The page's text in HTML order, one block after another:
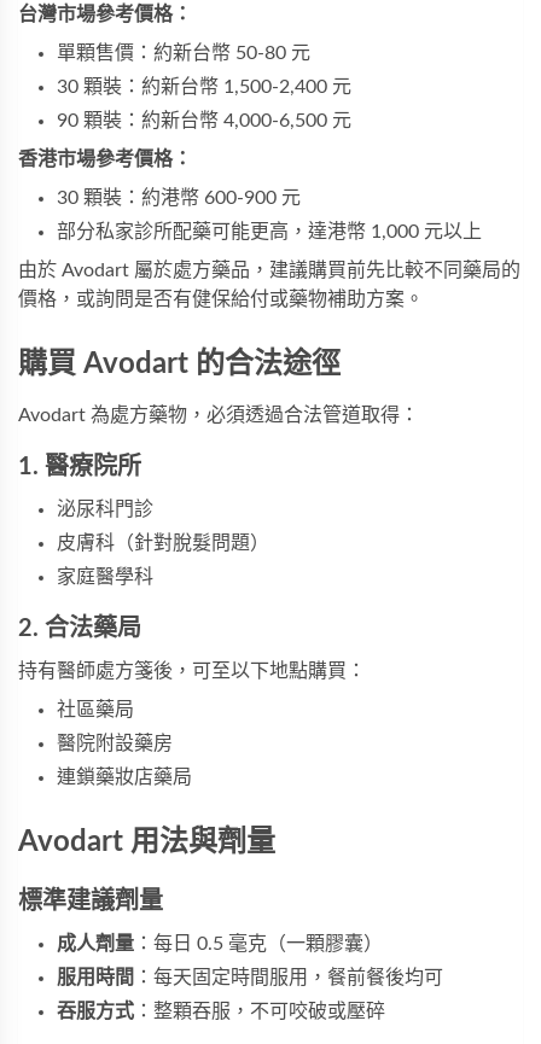
台灣市場參考價格：
單顆售價：約新台幣 50-80 元
30 顆裝：約新台幣 1,500-2,400 元
90 顆裝：約新台幣 4,000-6,500 元
香港市場參考價格：
30 顆裝：約港幣 600-900 元
部分私家診所配藥可能更高，達港幣 1,000 元以上
由於 Avodart 屬於處方藥品，建議購買前先比較不同藥局的
價格，或詢問是否有健保給付或藥物補助方案。
購買 Avodart 的合法途徑
Avodart 為處方藥物，必須透過合法管道取得：
1. 醫療院所
泌尿科門診
皮膚科（針對脫髮問題）
家庭醫學科
2. 合法藥局
持有醫師處方箋後，可至以下地點購買：
社區藥局
醫院附設藥房
連鎖藥妝店藥局
Avodart 用法與劑量
標準建議劑量
成人劑量 ：每日 0.5 毫克（一顆膠囊）
服用時間 ：每天固定時間服用，餐前餐後均可
吞服方式 ：整顆吞服，不可咬破或壓碎